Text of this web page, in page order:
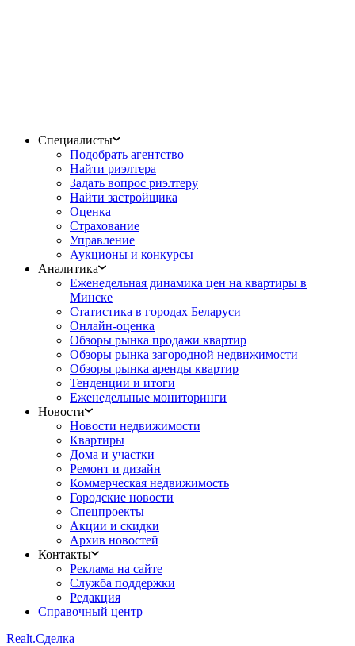
Специалисты
Подобрать агентство
Найти риэлтера
Задать вопрос риэлтеру
Найти застройщика
Оценка
Страхование
Управление
Аукционы и конкурсы
Аналитика
Еженедельная динамика цен на квартиры в
Минске
Статистика в городах Беларуси
Онлайн-оценка
Обзоры рынка продажи квартир
Обзоры рынка загородной недвижимости
Обзоры рынка аренды квартир
Тенденции и итоги
Еженедельные мониторинги
Новости
Новости недвижимости
Квартиры
Дома и участки
Ремонт и дизайн
Коммерческая недвижимость
Городские новости
Спецпроекты
Акции и скидки
Архив новостей
Контакты
Реклама на сайте
Служба поддержки
Редакция
Справочный центр
Realt.Сделка